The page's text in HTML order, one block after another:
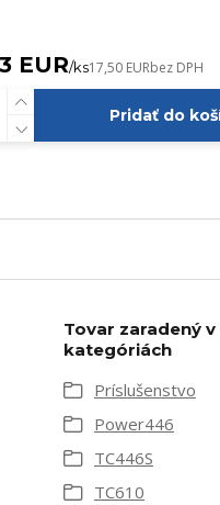
EUR/ks17,50 EURbez DPH
Pridať do
Tovar zaradený v
kategóriách
Príslušenstvo
Power446
TC446S
TC610